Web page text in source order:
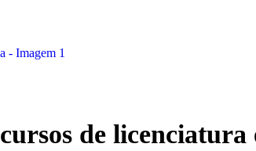
de licenciatura